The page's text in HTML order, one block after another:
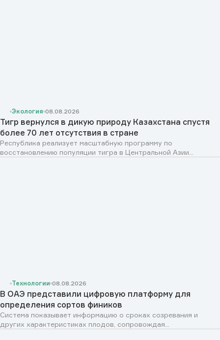
Экология 08.08.2026
Тигр вернулся в дикую природу Казахстана спустя
более 70 лет отсутствия в стране
Республика реализует масштабную программу по
восстановлению популяции тигра в Центральной Азии...
Технологии 08.08.2026
В ОАЭ представили цифровую платформу для
определения сортов фиников
Система показывает информацию о сроках созревания и
других характеристиках плодов, сопровождая...